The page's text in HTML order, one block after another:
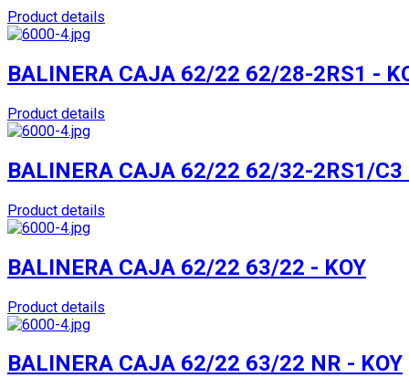
Product details
BALINERA CAJA 62/22 62/28-2RS1 -
Product details
BALINERA CAJA 62/22 62/32-2RS1/C3
Product details
BALINERA CAJA 62/22 63/22 - KOY
Product details
BALINERA CAJA 62/22 63/22 NR - KOY